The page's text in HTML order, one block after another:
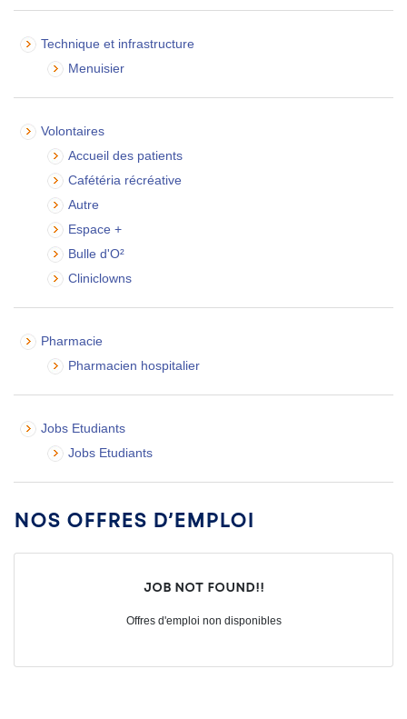
Technique et infrastructure
Menuisier
Volontaires
Accueil des patients
Cafétéria récréative
Autre
Espace +
Bulle d'O²
Cliniclowns
Pharmacie
Pharmacien hospitalier
Jobs Etudiants
Jobs Etudiants
Nos offres d’emploi
Job not found!!
Offres d'emploi non disponibles